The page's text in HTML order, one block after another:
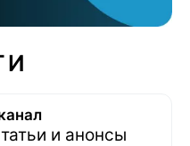
и анонсы